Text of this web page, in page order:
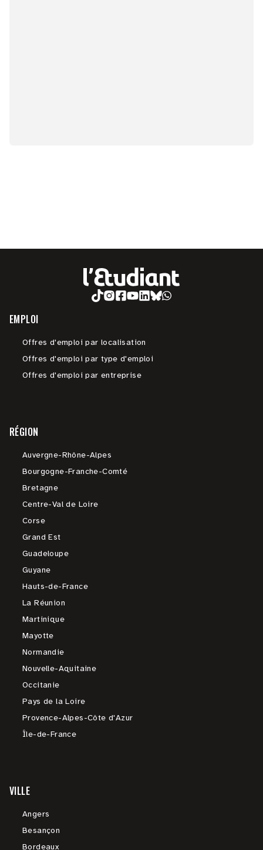
EMPLOI
Offres d'emploi par localisation
Offres d'emploi par type d'emploi
Offres d'emploi par entreprise
RÉGION
Auvergne-Rhône-Alpes
Bourgogne-Franche-Comté
Bretagne
Centre-Val de Loire
Corse
Grand Est
Guadeloupe
Guyane
Hauts-de-France
La Réunion
Martinique
Mayotte
Normandie
Nouvelle-Aquitaine
Occitanie
Pays de la Loire
Provence-Alpes-Côte d'Azur
Île-de-France
VILLE
Angers
Besançon
Bordeaux